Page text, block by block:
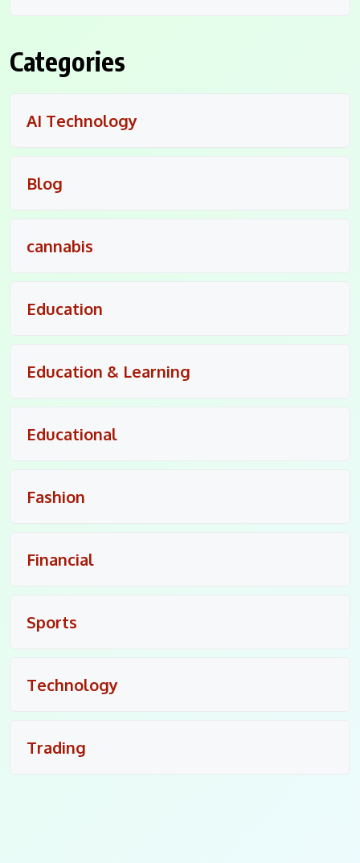
Categories
AI Technology
Blog
cannabis
Education
Education & Learning
Educational
Fashion
Financial
Sports
Technology
Trading